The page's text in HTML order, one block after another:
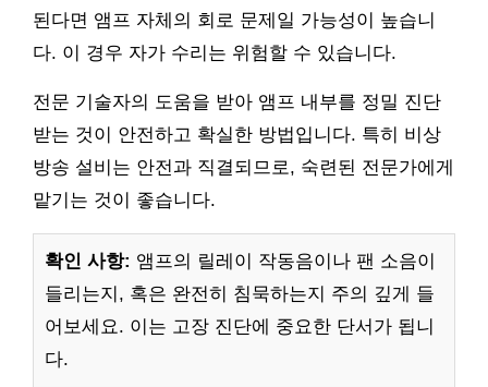
된다면 앰프 자체의 회로 문제일 가능성이 높습니
다. 이 경우 자가 수리는 위험할 수 있습니다.
전문 기술자의 도움을 받아 앰프 내부를 정밀 진단
받는 것이 안전하고 확실한 방법입니다. 특히 비상
방송 설비는 안전과 직결되므로, 숙련된 전문가에게
맡기는 것이 좋습니다.
확인 사항: 앰프의 릴레이 작동음이나 팬 소음이
들리는지, 혹은 완전히 침묵하는지 주의 깊게 들
어보세요. 이는 고장 진단에 중요한 단서가 됩니
다.